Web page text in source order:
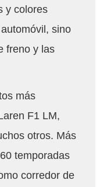
y colores
sino
freno y las
más
F1 LM,
otros. Más
temporadas
corredor de